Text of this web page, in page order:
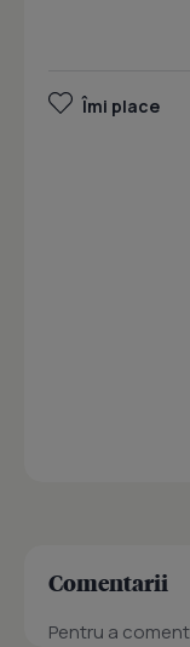
Îmi place
Comentarii
Pentru a